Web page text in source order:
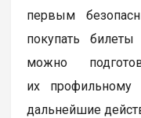
первым
покупать
можно
их профильному
дальнейшие